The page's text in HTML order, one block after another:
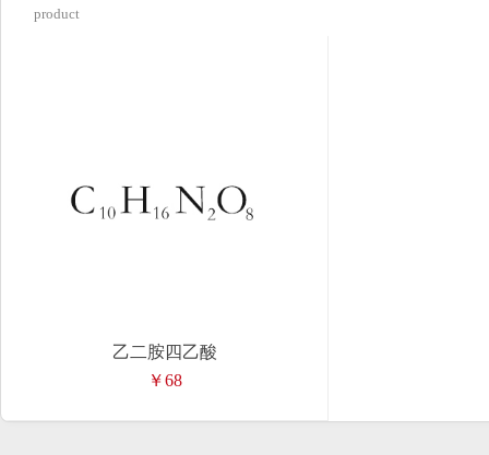
product
乙二胺四乙酸
￥68